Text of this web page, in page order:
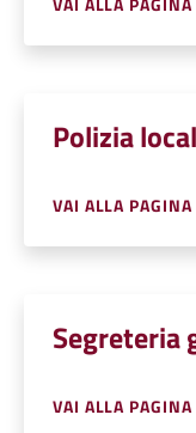
Polizia
VAI ALLA PAGINA
Segreteria
VAI ALLA PAGINA